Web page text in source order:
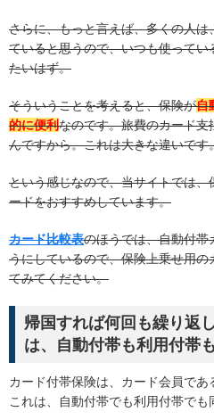
さらに、もっと言えば、多くの人
ていると思うので、いつも使って
たいはず。
そういうことを考えると、保険が自
的に便利なのです。旅費のカード
んですから。これは大きな違いです
という感じなので、当サイトでは
ードをおすすめしています。
カード比較表のほうでは、自動付帯
うにしているので、保険上乗せ用
てみてください。
帰国すれば何回も繰り返
は、自動付帯も利用付帯
カード付帯保険は、カード会員であ
これは、自動付帯でも利用付帯でも